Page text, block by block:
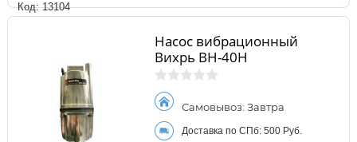
Код: 13104
Насос вибрационный
Вихрь ВН-40Н
Самовывоз: Завтра
Доставка по СПб: 500 Руб.